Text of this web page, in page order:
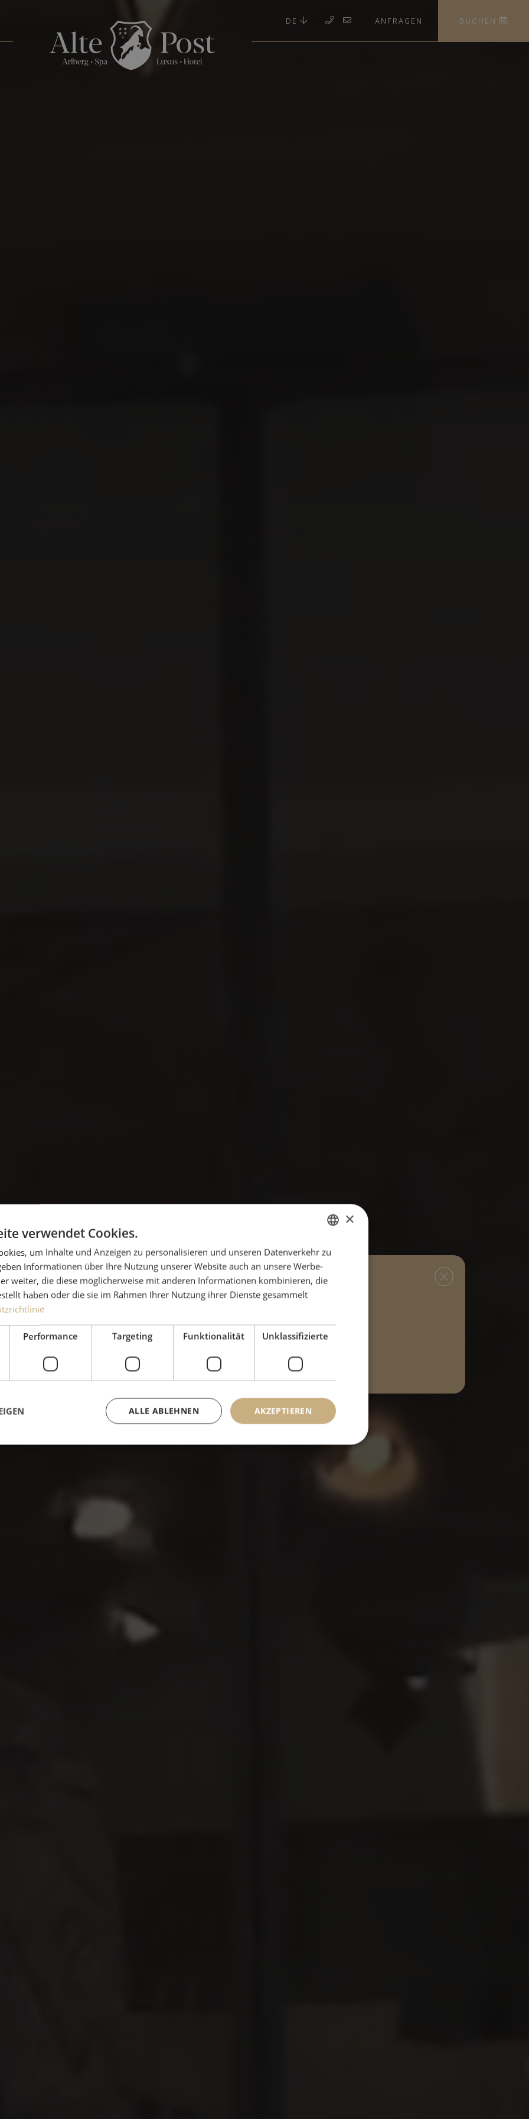
DE ANFRAGEN BUCHEN
HERZLICH WILLKOMMEN
& Wohlfühlen
Im Hotel Alte Post
Anton am Arlberg
GERMAN
ENGLISH
×
verwendet Cookies.
um Inhalte und Anzeigen zu personalisieren und unseren Datenverkehr zu
Informationen über Ihre Nutzung unserer Website auch an unsere Werbe-
weiter, die diese möglicherweise mit anderen Informationen kombinieren, die
haben oder die sie im Rahmen Ihrer Nutzung ihrer Dienste gesammelt
Performance Targeting Funktionalität Unklassifizierte
AKZEPTIEREN
ALLE ABLEHNEN